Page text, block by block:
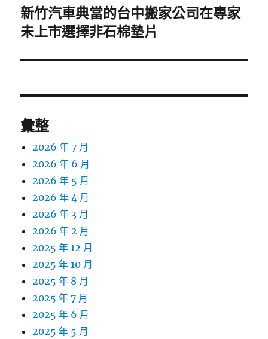
下
一
文
新竹汽車典當的台中搬家公司在專家
未上市選擇非石棉墊片
彙整
2026 年 7 月
2026 年 6 月
2026 年 5 月
2026 年 4 月
2026 年 3 月
2026 年 2 月
2025 年 12 月
2025 年 10 月
2025 年 8 月
2025 年 7 月
2025 年 6 月
2025 年 5 月